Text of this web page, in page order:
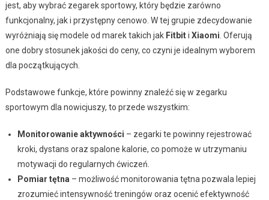
jest, aby wybrać zegarek sportowy, który będzie zarówno
funkcjonalny, jak i przystępny cenowo. W tej grupie zdecydowanie
wyróżniają się modele od marek takich jak Fitbiti Xiaomi . Oferują
one dobry stosunek jakości do ceny, co czyni je idealnym wyborem
dla początkujących.
Podstawowe funkcje, które powinny znaleźć się w zegarku
sportowym dla nowicjuszy, to przede wszystkim:
Monitorowanie aktywności – zegarki te powinny rejestrować
kroki, dystans oraz spalone kalorie, co pomoże w utrzymaniu
motywacji do regularnych ćwiczeń.
Pomiar tętna – możliwość monitorowania tętna pozwala lepiej
zrozumieć intensywność treningów oraz ocenić efektywność